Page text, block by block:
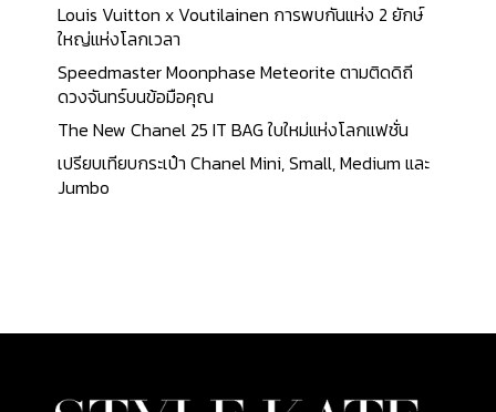
ถึงซิโมโม ไทโคโค ผีและปาโต หนึ่งในนั้นที่มีชื่อเสียง
ที่สุดคือลาบูบู สัตว์ประหลาดตัวเล็กที่มีหูแหลมสูงและ
ฟันหยัก แม้จะมีความประทับใจครั้งแรกที่ซุกซน แต่
Labubu ก็มีจิตใจดีมากและอยากช่วยเหลือผู้อื่นเสมอใน
ขณะที่ทำสิ่งเลวร้ายโดยไม่ตั้งใจ ไม่ว่าเราจะเจอความ
ยากลำบากอะไร เราควรยิ้มเหมือนลาบูบู แล้วเราจะมี
ความสุขอย่างแน่นอน คาซิง ลุง (Kasing Lung) ศิลปิน
ชาวฮ่องกง ลาบูบู้ (Labubu) เป็นคาแรกเตอร์มอนส
ขณะนั้นจับมือกับค่าย How2Work จนเมื่อปี 2019
Louis Vuitton x Voutilainen การพบกันแห่ง 2 ยักษ์
ใหญ่แห่งโลกเวลา
Speedmaster Moonphase Meteorite ตามติดดิถี
ดวงจันทร์บนข้อมือคุณ
The New Chanel 25 IT BAG ใบใหม่แห่งโลกแฟชั่น
เปรียบเทียบกระเป๋า Chanel Mini, Small, Medium และ
Jumbo